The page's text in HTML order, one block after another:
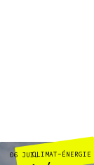
CLIMAT-ÉNERGIE
06 JUIL